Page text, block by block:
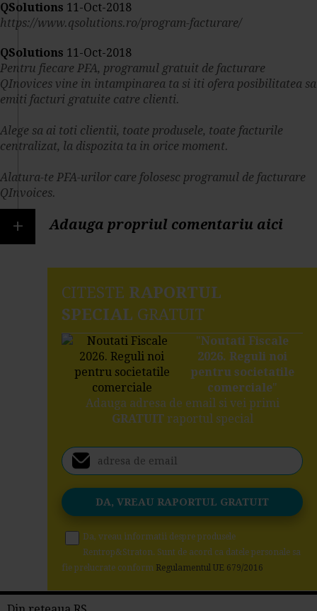
QSolutions 11-Oct-2018
https://www.qsolutions.ro/program-facturare/
QSolutions 11-Oct-2018
Pentru fiecare PFA, programul gratuit de facturare
QInovices vine in intampinarea ta si iti ofera posibilitatea sa
emiti facturi gratuite catre clienti.
Alege sa ai toti clientii, toate produsele, toate facturile
centralizat, la dispozita ta in orice moment.
Alatura-te PFA-urilor care folosesc programul de facturare
QInvoices.
+ Adauga propriul comentariu aici
CITESTE RAPORTUL
SPECIAL GRATUIT
"Noutati Fiscale
2026. Reguli noi
pentru societatile
comerciale"
Adauga adresa de email si vei primi
GRATUITraportul special
Da, vreau informatii despre produsele
Rentrop&Straton. Sunt de acord ca datele personale sa
fie prelucrate conform Regulamentul UE 679/2016